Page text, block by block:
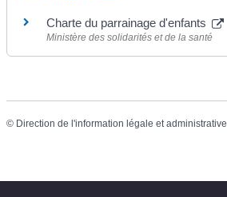
Charte du parrainage d'enfants
Ministère des solidarités et de la santé
© Direction de l'information légale et administrative